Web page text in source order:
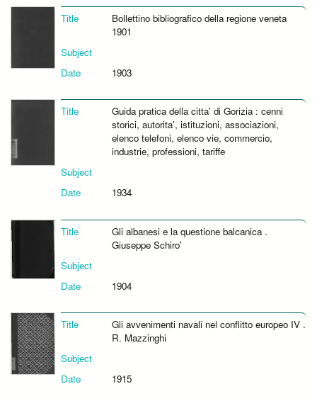
Title
Bollettino bibliografico della regione veneta
1901
Subject
Date
1903
Title
Guida pratica della citta' di Gorizia : cenni
storici, autorita', istituzioni, associazioni,
elenco telefoni, elenco vie, commercio,
industrie, professioni, tariffe
Subject
Date
1934
Title
Gli albanesi e la questione balcanica .
Giuseppe Schiro'
Subject
Date
1904
Title
Gli avvenimenti navali nel conflitto europeo IV .
R. Mazzinghi
Subject
Date
1915